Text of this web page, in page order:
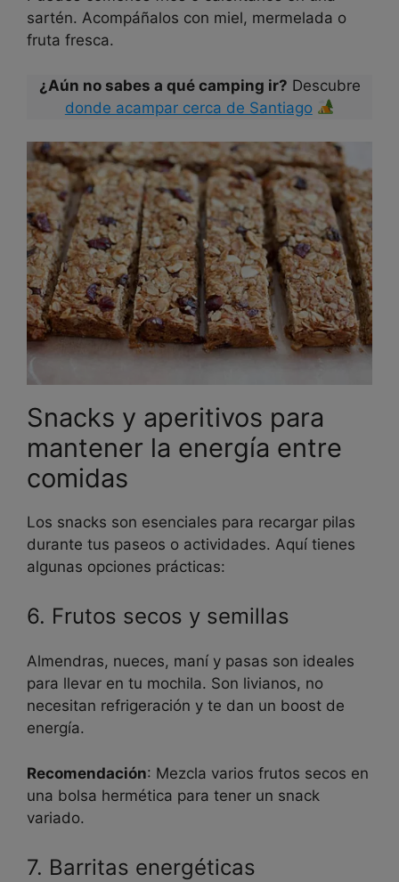
sartén. Acompáñalos con miel, mermelada o
fruta fresca.
¿Aún no sabes a qué camping ir? Descubre
donde acampar cerca de Santiago
Snacks y aperitivos para
mantener la energía entre
comidas
Los snacks son esenciales para recargar pilas
durante tus paseos o actividades. Aquí tienes
algunas opciones prácticas:
6. Frutos secos y semillas
Almendras, nueces, maní y pasas son ideales
para llevar en tu mochila. Son livianos, no
necesitan refrigeración y te dan un boost de
energía.
Recomendación: Mezcla varios frutos secos en
una bolsa hermética para tener un snack
variado.
7. Barritas energéticas